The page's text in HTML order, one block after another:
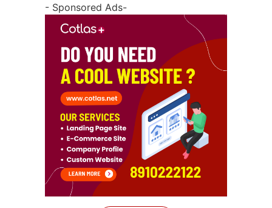
- Sponsored Ads-